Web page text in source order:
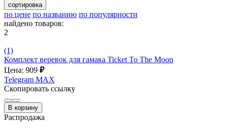
сортировка
по цене по названию по популярности
найдено товаров:
2
(1)
Комплект веревок для гамака Ticket To The Moon
Цена: 909 ₽
Telegram MAX
Скопировать ссылку
В корзину
Распродажа